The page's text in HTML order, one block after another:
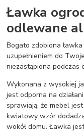
Ławka
odlewane
Bogato zdobiona
uzupełnieniem do
niezastąpiona podczas
Wykonana z wysokiej
jest odporna na
sprawiają, że mebel
kwiatowy wzór
wokół domu. Ławka